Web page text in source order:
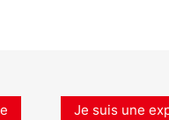
Je suis une